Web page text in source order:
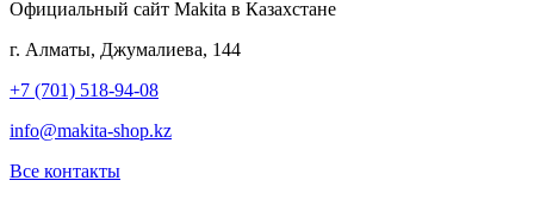
Официальный сайт Makita в Казахстане
г. Алматы, Джумалиева, 144
+7 (701) 518-94-08
info@makita-shop.kz
Все контакты